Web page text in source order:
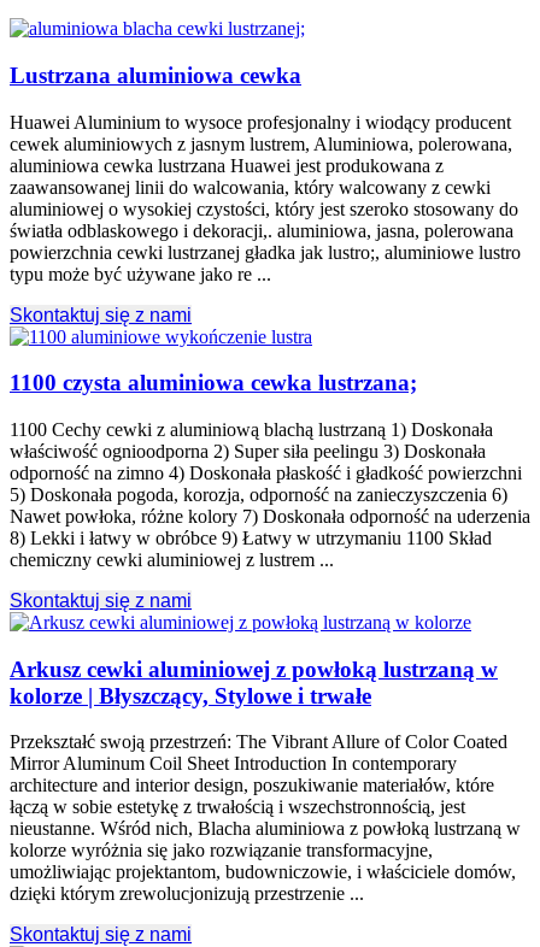
Lustrzana aluminiowa cewka
Huawei Aluminium to wysoce profesjonalny i wiodący producent
cewek aluminiowych z jasnym lustrem, Aluminiowa, polerowana,
aluminiowa cewka lustrzana Huawei jest produkowana z
zaawansowanej linii do walcowania, który walcowany z cewki
aluminiowej o wysokiej czystości, który jest szeroko stosowany do
światła odblaskowego i dekoracji,. aluminiowa, jasna, polerowana
powierzchnia cewki lustrzanej gładka jak lustro;, aluminiowe lustro
typu może być używane jako re ...
Skontaktuj się z nami
1100 czysta aluminiowa cewka lustrzana;
1100 Cechy cewki z aluminiową blachą lustrzaną 1) Doskonała
właściwość ognioodporna 2) Super siła peelingu 3) Doskonała
odporność na zimno 4) Doskonała płaskość i gładkość powierzchni
5) Doskonała pogoda, korozja, odporność na zanieczyszczenia 6)
Nawet powłoka, różne kolory 7) Doskonała odporność na uderzenia
8) Lekki i łatwy w obróbce 9) Łatwy w utrzymaniu 1100 Skład
chemiczny cewki aluminiowej z lustrem ...
Skontaktuj się z nami
Arkusz cewki aluminiowej z powłoką lustrzaną w
kolorze | Błyszczący, Stylowe i trwałe
Przekształć swoją przestrzeń: The Vibrant Allure of Color Coated
Mirror Aluminum Coil Sheet Introduction In contemporary
architecture and interior design, poszukiwanie materiałów, które
łączą w sobie estetykę z trwałością i wszechstronnością, jest
nieustanne. Wśród nich, Blacha aluminiowa z powłoką lustrzaną w
kolorze wyróżnia się jako rozwiązanie transformacyjne,
umożliwiając projektantom, budowniczowie, i właściciele domów,
dzięki którym zrewolucjonizują przestrzenie ...
Skontaktuj się z nami